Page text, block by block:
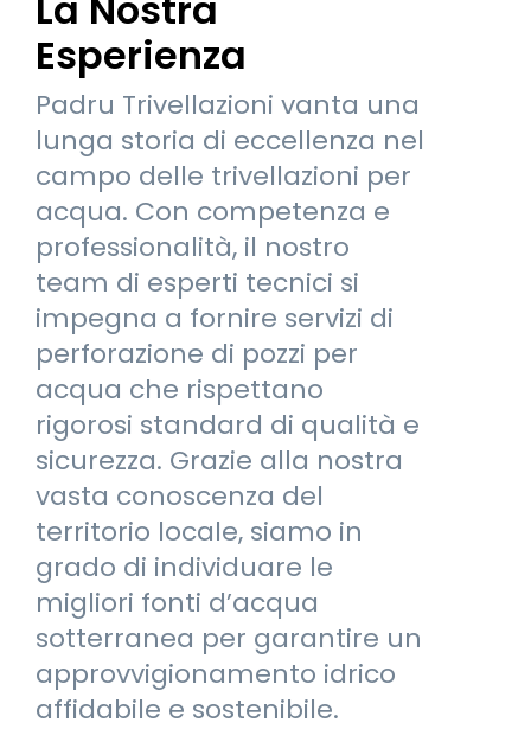
Esperienza
Padru Trivellazioni vanta una
lunga storia di eccellenza nel
campo delle trivellazioni per
acqua. Con competenza e
professionalità, il nostro
team di esperti tecnici si
impegna a fornire servizi di
perforazione di pozzi per
acqua che rispettano
rigorosi standard di qualità e
sicurezza. Grazie alla nostra
vasta conoscenza del
territorio locale, siamo in
grado di individuare le
migliori fonti d’acqua
sotterranea per garantire un
approvvigionamento idrico
affidabile e sostenibile.